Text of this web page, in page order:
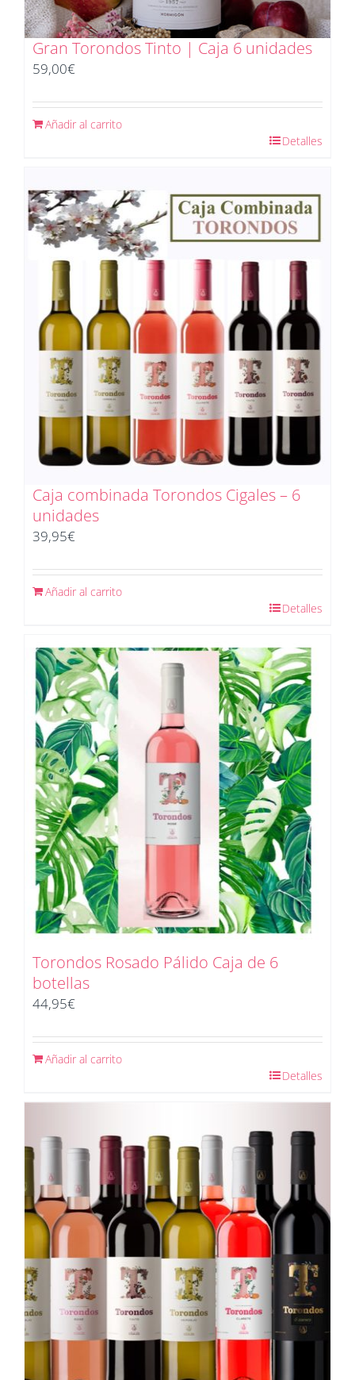
Gran Torondos Tinto | Caja 6 unidades
59,00€
Añadir al carrito
Detalles
Caja combinada Torondos Cigales – 6
unidades
39,95€
Añadir al carrito
Detalles
Torondos Rosado Pálido Caja de 6
botellas
44,95€
Añadir al carrito
Detalles